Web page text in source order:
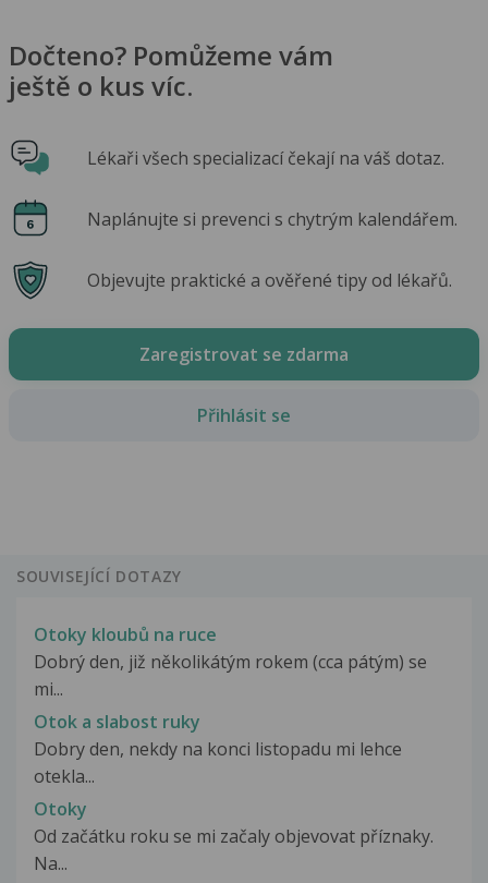
Dočteno? Pomůžeme vám
ještě o kus víc.
Lékaři všech specializací čekají na váš dotaz.
Naplánujte si prevenci s chytrým kalendářem.
Objevujte praktické a ověřené tipy od lékařů.
Zaregistrovat se zdarma
Přihlásit se
SOUVISEJÍCÍ DOTAZY
Otoky kloubů na ruce
Dobrý den, již několikátým rokem (cca pátým) se
mi...
Otok a slabost ruky
Dobry den, nekdy na konci listopadu mi lehce
otekla...
Otoky
Od začátku roku se mi začaly objevovat příznaky.
Na...